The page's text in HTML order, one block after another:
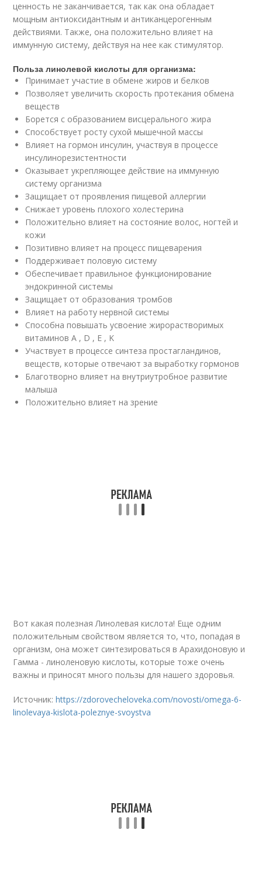
ценность не заканчивается, так как она обладает
мощным антиоксидантным и антиканцерогенным
действиями. Также, она положительно влияет на
иммунную систему, действуя на нее как стимулятор.
Польза линолевой кислоты для организма:
Принимает участие в обмене жиров и белков
Позволяет увеличить скорость протекания обмена
веществ
Борется с образованием висцерального жира
Способствует росту сухой мышечной массы
Влияет на гормон инсулин, участвуя в процессе
инсулинорезистентности
Оказывает укрепляющее действие на иммунную
систему организма
Защищает от проявления пищевой аллергии
Снижает уровень плохого холестерина
Положительно влияет на состояние волос, ногтей и
кожи
Позитивно влияет на процесс пищеварения
Поддерживает половую систему
Обеспечивает правильное функционирование
эндокринной системы
Защищает от образования тромбов
Влияет на работу нервной системы
Способна повышать усвоение жирорастворимых
витаминов A , D , E , K
Участвует в процессе синтеза простагландинов,
веществ, которые отвечают за выработку гормонов
Благотворно влияет на внутриутробное развитие
малыша
Положительно влияет на зрение
Вот какая полезная Линолевая кислота! Еще одним
положительным свойством является то, что, попадая в
организм, она может синтезироваться в Арахидоновую и
Гамма - линоленовую кислоты, которые тоже очень
важны и приносят много пользы для нашего здоровья.
Источник:https://zdorovecheloveka.com/novosti/omega-6-
linolevaya-kislota-poleznye-svoystva